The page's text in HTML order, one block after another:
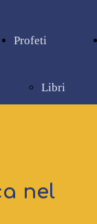
Profeti
Libri
nel